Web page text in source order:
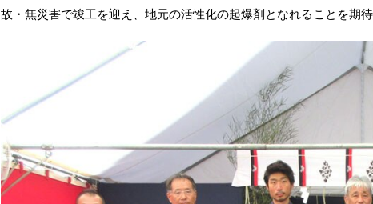
故・無災害で竣工を迎え、地元の活性化の起爆剤となれることを期